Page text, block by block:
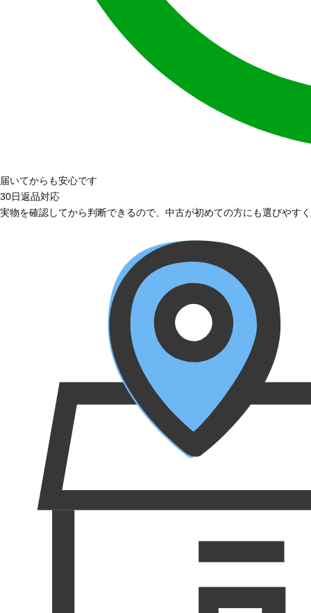
届いてからも安心です
30日返品対応
実物を確認してから判断できるので、中古が初めての方にも選びやす